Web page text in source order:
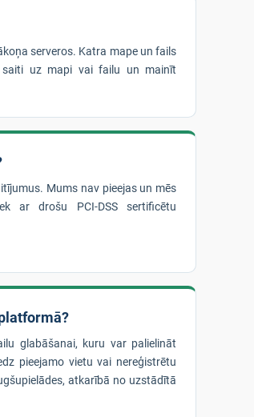
serveros. Katra mape un fails
uz mapi vai failu un mainīt
Mums nav pieejas un mēs
ar drošu PCI-DSS sertificētu
glabāšanai, kuru var palielināt
pieejamo vietu vai nereģistrētu
atkarībā no uzstādītā